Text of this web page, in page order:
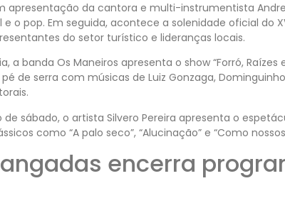
apresentação da cantora e multi-instrumentista
o pop. Em seguida, acontece a solenidade oficial do
do setor turístico e lideranças locais.
a banda Os Maneiros apresenta o show “Forró,
de serra com músicas de Luiz Gonzaga,
sábado, o artista Silvero Pereira apresenta o
como “A palo seco”, “Alucinação” e “Como
encerra